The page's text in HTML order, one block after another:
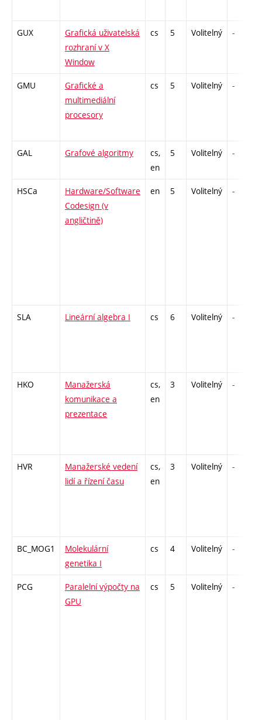
GUX
Grafická uživatelská
rozhraní v X
Window
cs 5 Volitelný -
GMU
Grafické a
multimediální
procesory
cs 5 Volitelný -
GAL Grafové algoritmy
cs,
en
5 Volitelný -
HSCa
Hardware/Software
Codesign (v
angličtině)
en 5 Volitelný -
SLA Lineární algebra I cs 6 Volitelný -
HKO
Manažerská
komunikace a
prezentace
cs,
en
3 Volitelný -
HVR
Manažerské vedení
lidí a řízení času
cs,
en
3 Volitelný -
BC_MOG1
Molekulární
genetika I
cs 4 Volitelný -
PCG
Paralelní výpočty na
GPU
cs 5 Volitelný -